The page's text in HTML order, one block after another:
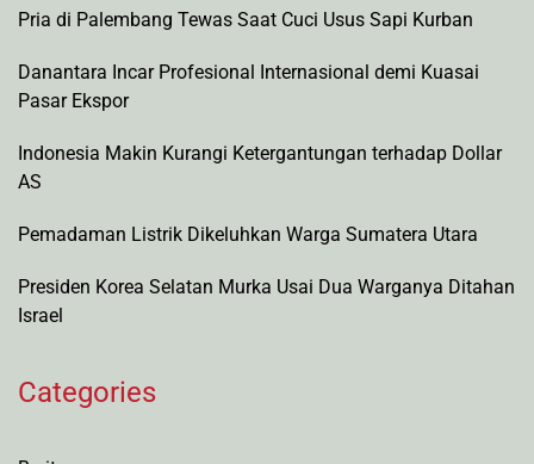
Pria di Palembang Tewas Saat Cuci Usus Sapi Kurban
Danantara Incar Profesional Internasional demi Kuasai
Pasar Ekspor
Indonesia Makin Kurangi Ketergantungan terhadap Dollar
AS
Pemadaman Listrik Dikeluhkan Warga Sumatera Utara
Presiden Korea Selatan Murka Usai Dua Warganya Ditahan
Israel
Categories